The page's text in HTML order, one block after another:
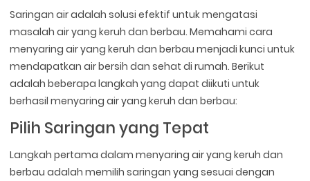
Saringan air adalah solusi efektif untuk mengatasi
masalah air yang keruh dan berbau. Memahami cara
menyaring air yang keruh dan berbau menjadi kunci untuk
mendapatkan air bersih dan sehat di rumah. Berikut
adalah beberapa langkah yang dapat diikuti untuk
berhasil menyaring air yang keruh dan berbau:
Pilih Saringan yang Tepat
Langkah pertama dalam menyaring air yang keruh dan
berbau adalah memilih saringan yang sesuai dengan